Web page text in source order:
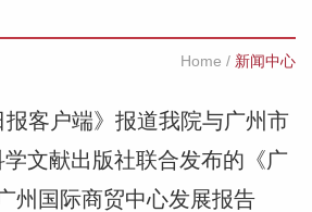
Home / 新闻中心
客户端》报道我院与广州市
文献出版社联合发布的《广
州国际商贸中心发展报告